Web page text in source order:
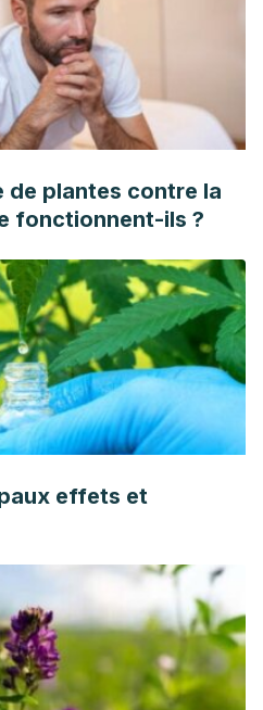
de plantes contre la
fonctionnent-ils ?
effets et